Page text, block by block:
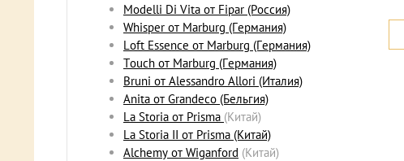
Modelli Di Vita от Fipar (Россия)
Whisper от Marburg (Германия)
Loft Essence от Marburg (Германия)
Touch от Marburg (Германия)
Bruni от Alessandro Allori (Италия)
Anita от Grandeco (Бельгия)
La Storia от Prisma (Китай)
La Storia II от Prisma (Китай)
Alchemy от Wiganford (Китай)